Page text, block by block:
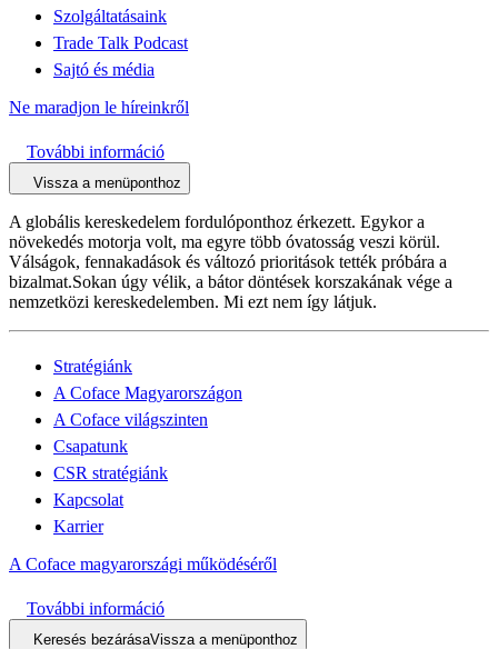
Szolgáltatásaink
Trade Talk Podcast
Sajtó és média
Ne maradjon le híreinkről
További információ
Vissza a menüponthoz
A globális kereskedelem fordulóponthoz érkezett. Egykor a
növekedés motorja volt, ma egyre több óvatosság veszi körül.
Válságok, fennakadások és változó prioritások tették próbára a
bizalmat.Sokan úgy vélik, a bátor döntések korszakának vége a
nemzetközi kereskedelemben. Mi ezt nem így látjuk.
Stratégiánk
A Coface Magyarországon
A Coface világszinten
Csapatunk
CSR stratégiánk
Kapcsolat
Karrier
A Coface magyarországi működéséről
További információ
Keresés bezárásaVissza a menüponthoz